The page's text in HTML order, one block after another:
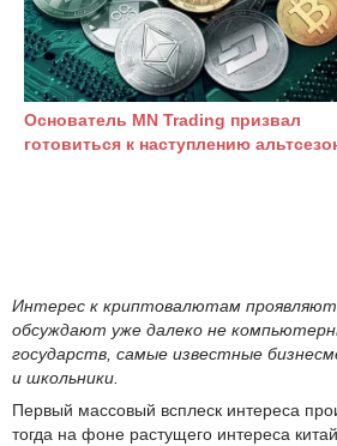
Основатель MN Trading призвал
готовиться к наступлению
Интерес к криптовалютам проявляют
обсуждают уже далеко не
государств, самые известные
и школьники.
Первый массовый всплеск интереса
тогда на фоне растущего интереса